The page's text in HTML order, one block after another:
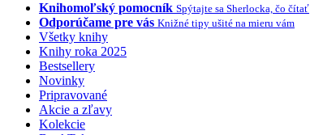
Knihomoľský pomocník Spýtajte sa Sherlocka, čo čítať
Odporúčame pre vás Knižné tipy ušité na mieru vám
Všetky knihy
Knihy roka 2025
Bestsellery
Novinky
Pripravované
Akcie a zľavy
Kolekcie